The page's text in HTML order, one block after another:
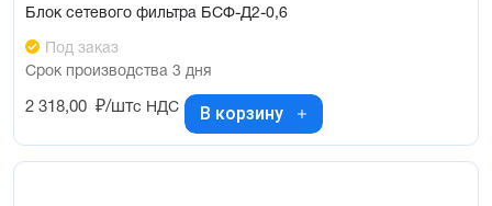
Блок сетевого фильтра БСФ-Д2-0,6
Под заказ
Срок производства 3 дня
2 318,00 ₽/штс НДС В корзину